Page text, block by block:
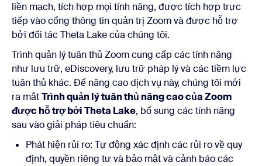
liền mạch, tích hợp mọi tính năng, được tích hợp trực
tiếp vào cổng thông tin quản trị Zoom và được hỗ trợ
bởi đối tác Theta Lake của chúng tôi.
Trình quản lý tuân thủ Zoom cung cấp các tính năng
như lưu trữ, eDiscovery, lưu trữ pháp lý và các tiềm lực
tuân thủ khác. Để nâng cao dịch vụ này, chúng tôi mới
ra mắtTrình quản lý tuân thủ nâng cao của Zoom
được hỗ trợ bởi Theta Lake, bổ sung các tính năng
sau vào giải pháp tiêu chuẩn:
Phát hiện rủi ro: Tự động xác định các rủi ro về quy
định, quyền riêng tư và bảo mật và cảnh báo các